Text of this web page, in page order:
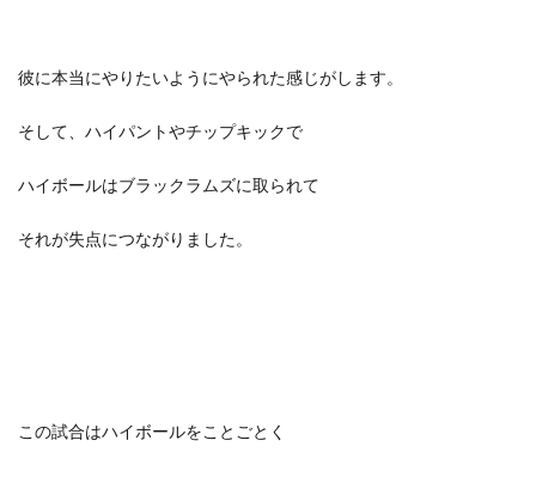
彼に本当にやりたいようにやられた感じがします。
そして、ハイパントやチップキックで
ハイボールはブラックラムズに取られて
それが失点につながりました。
この試合はハイボールをことごとく